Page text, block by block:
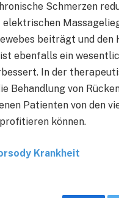
Schmerzen
beiträgt und den
ebenfalls ein
In der
Behandlung von
Patienten von den
können.
Krankheit